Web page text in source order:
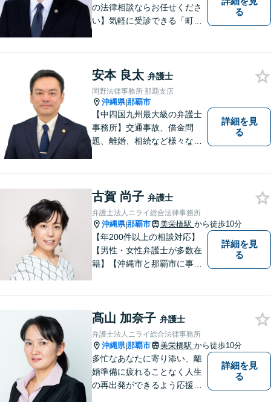
の法律相談ならお任せくださ
い】気軽に受診できる「町医
かし、ひとりでも多く悩まれ
ている方を救います。ぜひご
相談ください。
る
安本 良太 弁護士
岡野法律事務所 那覇支店
沖縄県|那覇市
【中四国九州最大級の弁護士
事務所】交通事故、借金問
題、離婚、相続など様々な問
い！
詳細を見
る
古賀 尚子 弁護士
弁護士法人ニライ総合法律事務所
沖縄県|那覇市 美栄橋駅 から徒歩10分
【年200件以上の相談対応】
【男性・女性弁護士が多数在
籍】【沖縄市と那覇市に事務
らではの習慣」を熟知した弁
護士が多数在籍。
詳細を見
る
髙山 加奈子 弁護士
弁護士法人ニライ総合法律事務所
沖縄県|那覇市 美栄橋駅 から徒歩10分
多忙なあなたに寄り添い、離
婚準備に疲れることなく人生
の再出発ができるよう応援し
詳細を見
る